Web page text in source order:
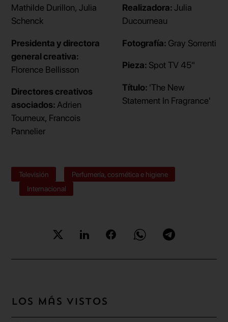
Mathilde Durillon, Julia
Schenck
Presidenta y directora
general creativa:
Florence Bellisson
Directores creativos
asociados: Adrien
Tourneux, Francois
Pannelier
Realizadora:Julia
Ducourneau
Fotografía: Gray Sorrenti
Pieza: Spot TV 45"
Título: 'The New
Statement In Fragrance'
Televisión
Perfumería, cosmética e higiene
Internacional
Los más vistos